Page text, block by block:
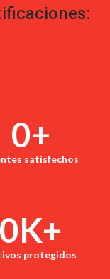
satisfechos
0+
protegidos
0K+